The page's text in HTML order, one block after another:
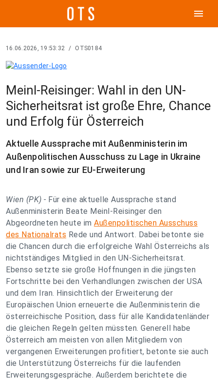
menu
16.06.2026, 19:53:32 / OTS0184
Meinl-Reisinger: Wahl in den UN-
Sicherheitsrat ist große Ehre, Chance
und Erfolg für Österreich
Aktuelle Aussprache mit Außenministerin im
Außenpolitischen Ausschuss zu Lage in Ukraine
und Iran sowie zur EU-Erweiterung
Wien (PK) - Für eine aktuelle Aussprache stand
Außenministerin Beate Meinl-Reisinger den
Abgeordneten heute im Außenpolitischen Ausschuss
des Nationalrats Rede und Antwort. Dabei betonte sie
die Chancen durch die erfolgreiche Wahl Österreichs als
nichtständiges Mitglied in den UN-Sicherheitsrat.
Ebenso setzte sie große Hoffnungen in die jüngsten
Fortschritte bei den Verhandlungen zwischen der USA
und dem Iran. Hinsichtlich der Erweiterung der
Europäischen Union erneuerte die Außenministerin die
österreichische Position, dass für alle Kandidatenländer
die gleichen Regeln gelten müssten. Generell habe
Österreich am meisten von allen Mitgliedern von
vergangenen Erweiterungen profitiert, betonte sie auch
die Unterstützung Österreichs für die laufenden
Erweiterungsgespräche. Außerdem berichtete die